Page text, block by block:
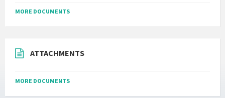
MORE DOCUMENTS
ATTACHMENTS
MORE DOCUMENTS